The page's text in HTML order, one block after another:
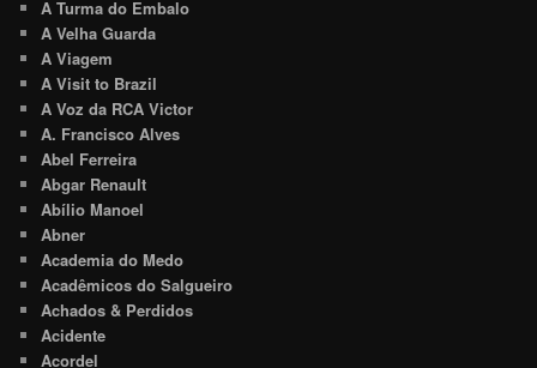
A Turma do Embalo
A Velha Guarda
A Viagem
A Visit to Brazil
A Voz da RCA Victor
A. Francisco Alves
Abel Ferreira
Abgar Renault
Abílio Manoel
Abner
Academia do Medo
Acadêmicos do Salgueiro
Achados & Perdidos
Acidente
Acordel